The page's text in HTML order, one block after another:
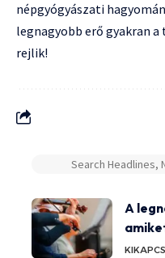
népgyógyászati
legnagyobb erő gyakran
rejlik!
A